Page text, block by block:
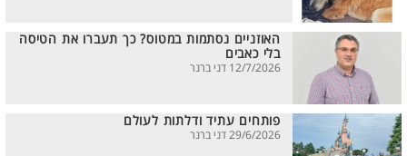
האוזניים נסתמות במטוס? כך תעברו את הטיסה
בלי כאבים
12/7/2026 דני ברנר
פותחים עתיד ודלתות לעולם
29/6/2026 דני ברנר